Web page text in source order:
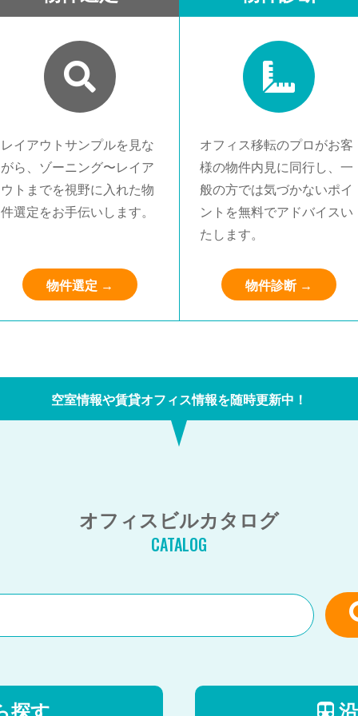
レイアウトサンプルを見な
がら、ゾーニング〜レイア
ウトまでを視野に入れた物
件選定をお手伝いします。
物件選定 →
オフィス移転のプロがお客
様の物件内見に同行し、一
般の方では気づかないポイ
ントを無料でアドバイスい
たします。
物件診断 →
空室情報や賃貸オフィス情報を随時更新中！
オフィスビルカタログ
CATALOG